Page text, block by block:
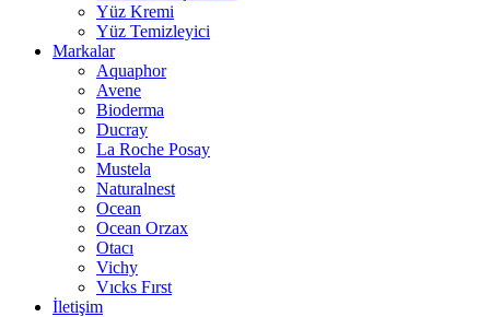
Yüz Kremi
Yüz Temizleyici
Markalar
Aquaphor
Avene
Bioderma
Ducray
La Roche Posay
Mustela
Naturalnest
Ocean
Ocean Orzax
Otacı
Vichy
Vıcks Fırst
İletişim